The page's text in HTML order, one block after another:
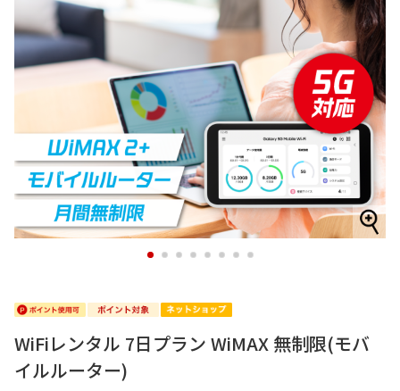
1 2 3 4 5 6 7 8
WiFiレンタル 7日プラン WiMAX 無制限(モバ
イルルーター)